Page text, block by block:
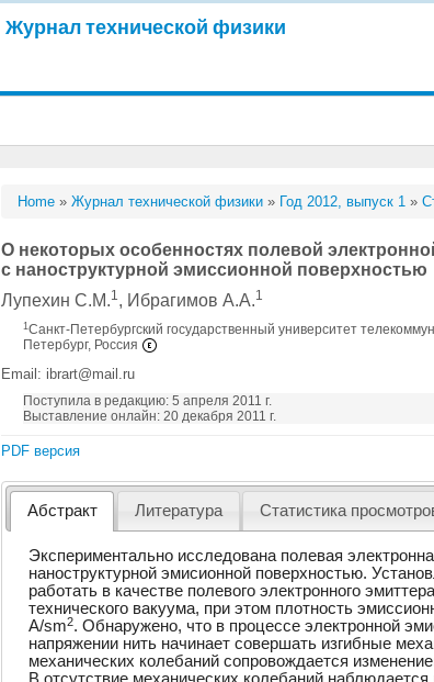
Журнал технической физики
Home »Журнал технической физики » Год 2012, выпуск 1 »
О некоторых особенностях полевой
с наноструктурной эмиссионной поверхностью
Лупехин С.М.1, Ибрагимов А.А.1
1Санкт-Петербургский государственный университет
Петербург, Россия
Email: ibrart@mail.ru
Поступила в редакцию: 5 апреля 2011 г.
Выставление онлайн: 20 декабря 2011 г.
PDF версия
Абстракт Литература Статистика
Экспериментально исследована полевая
наноструктурной эмисионной поверхностью.
работать в качестве полевого электронного
технического вакуума, при этом плотность
A/sm2. Обнаружено, что в процессе электронной
напряжении нить начинает совершать изгибные
механических колебаний сопровождается